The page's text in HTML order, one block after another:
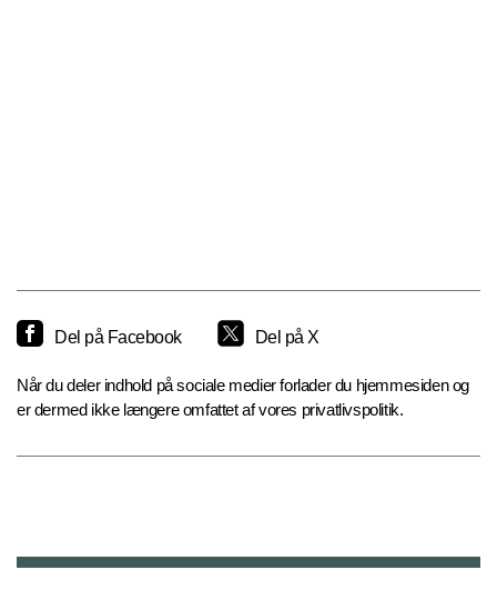
Del på Facebook Del på X
Når du deler indhold på sociale medier forlader du hjemmesiden og
er dermed ikke længere omfattet af vores privatlivspolitik.